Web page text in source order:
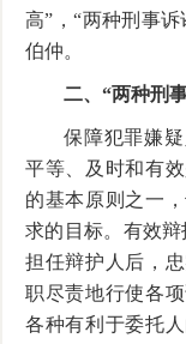
高”，“两种刑事
伯仲。
二、“两种刑
保障犯罪嫌
平等、及时和有
的基本原则之一
求的目标。有效
担任辩护人后，
职尽责地行使各
各种有利于委托